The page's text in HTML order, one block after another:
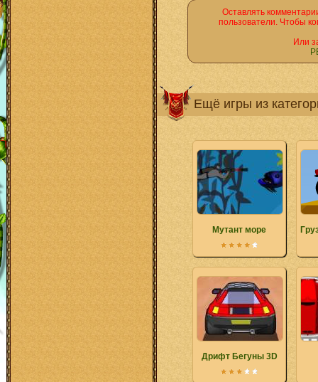
Оставлять
пользователи. Чтобы
Или
Ещё игры из
Мутант море
Дрифт Бегуны 3D